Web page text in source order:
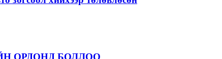
ОРДОНД БОЛЛОО